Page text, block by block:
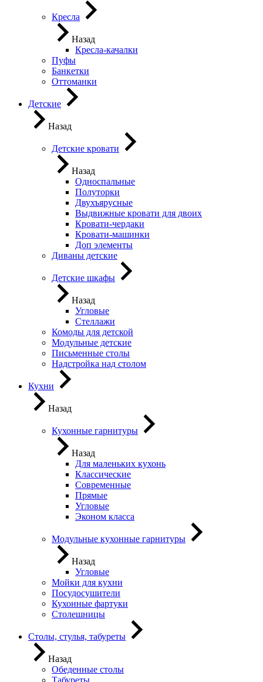
Кресла
Назад
Кресла-качалки
Пуфы
Банкетки
Оттоманки
Детские
Назад
Детские кровати
Назад
Односпальные
Полуторки
Двухъярусные
Выдвижные кровати для двоих
Кровати-чердаки
Кровати-машинки
Доп элементы
Диваны детские
Детские шкафы
Назад
Угловые
Стеллажи
Комоды для детской
Модульные детские
Письменные столы
Надстройка над столом
Кухни
Назад
Кухонные гарнитуры
Назад
Для маленьких кухонь
Классические
Современные
Прямые
Угловые
Эконом класса
Модульные кухонные гарнитуры
Назад
Угловые
Мойки для кухни
Посудосушители
Кухонные фартуки
Столешницы
Столы, стулья, табуреты
Назад
Обеденные столы
Табуреты